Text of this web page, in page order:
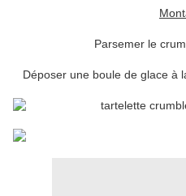
Parsemer le
Déposer une boule de glace à